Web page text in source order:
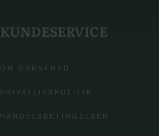
KUNDESERVICE
OM GARNFRYD
PRIVATLIVSPOLITIK
HANDELSBETINGELSER